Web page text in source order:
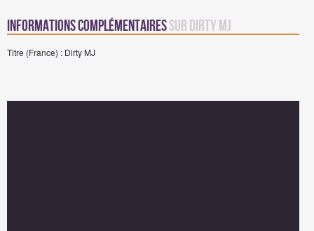
Informations complémentairessur Dirty MJ
Titre (France) : Dirty MJ